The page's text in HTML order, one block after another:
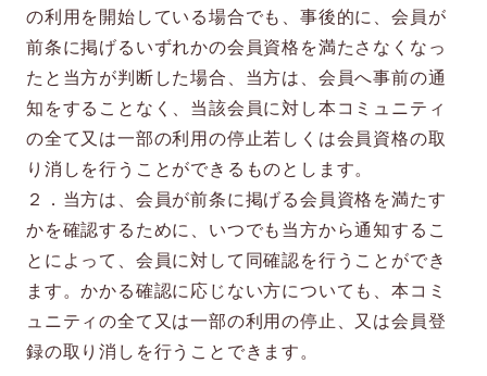
の利用を開始している場合でも、事後的に、会員が
前条に掲げるいずれかの会員資格を満たさなくなっ
たと当方が判断した場合、当方は、会員へ事前の通
知をすることなく、当該会員に対し本コミュニティ
の全て又は一部の利用の停止若しくは会員資格の取
り消しを行うことができるものとします。
２．当方は、会員が前条に掲げる会員資格を満たす
かを確認するために、いつでも当方から通知するこ
とによって、会員に対して同確認を行うことができ
ます。かかる確認に応じない方についても、本コミ
ュニティの全て又は一部の利用の停止、又は会員登
録の取り消しを行うことできます。